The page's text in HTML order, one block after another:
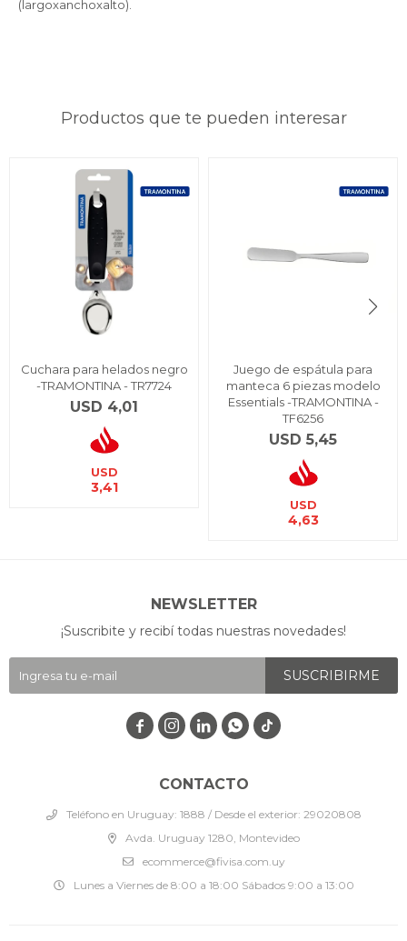
(largoxanchoxalto).
Productos que te pueden interesar
Cuchara para helados negro
-TRAMONTINA - TR7724
USD 4,01
USD
3,41
Juego de espátula para
manteca 6 piezas modelo
Essentials -TRAMONTINA -
TF6256
USD 5,45
USD
4,63
CONTACTO
Teléfono en Uruguay: 1888 / Desde el exterior: 29020808
Avda. Uruguay 1280, Montevideo
ecommerce@fivisa.com.uy
Lunes a Viernes de 8:00 a 18:00 Sábados 9:00 a 13:00
NEWSLETTER
¡Suscribite y recibí todas nuestras novedades!
SUSCRIBIRME
   